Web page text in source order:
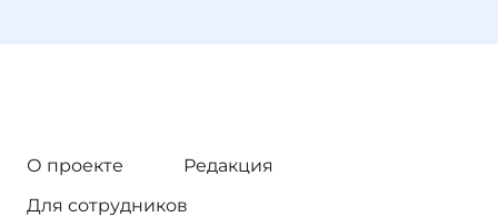
О проекте
Редакция
Для сотрудников